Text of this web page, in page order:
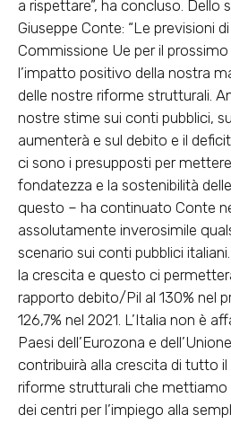
a rispettare”, ha concluso. Dello
Giuseppe Conte: “Le previsioni
Commissione Ue per il
l’impatto positivo della nostra
delle nostre riforme strutturali.
nostre stime sui conti pubblici,
aumenterà e sul debito e il
ci sono i presupposti per
fondatezza e la sostenibilità
questo – ha continuato Conte
assolutamente inverosimile
scenario sui conti pubblici
la crescita e questo ci
rapporto debito/Pil al 130% nel
126,7% nel 2021. L’Italia non è
Paesi dell’Eurozona e
contribuirà alla crescita di tutto il
riforme strutturali che mettiamo
dei centri per l’impiego alla